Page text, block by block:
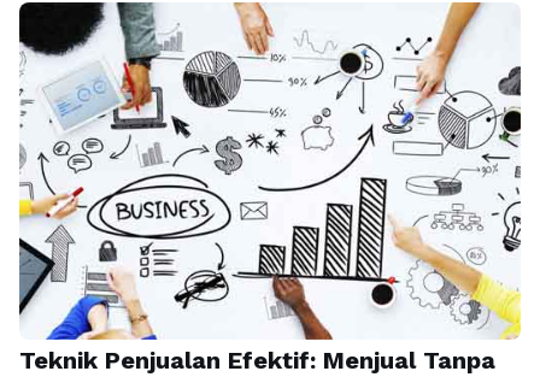
Teknik Penjualan Efektif: Menjual Tanpa